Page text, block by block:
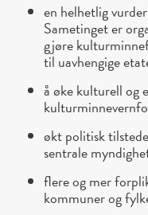
en helhetlig
Sametinget er
gjøre
til uavhengige
å øke kulturell og
økt politisk
sentrale
flere og mer
kommuner og